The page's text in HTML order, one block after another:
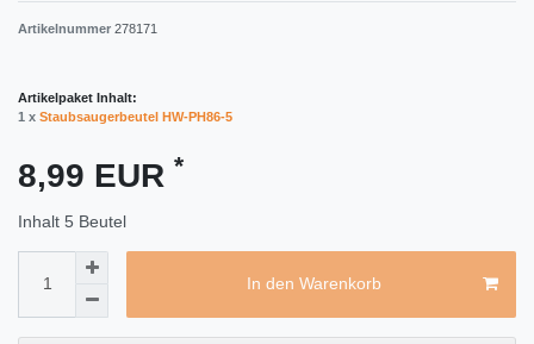
Artikelnummer 278171
Artikelpaket Inhalt:
1 x Staubsaugerbeutel HW-PH86-5
8,99 EUR *
Inhalt 5 Beutel
In den Warenkorb